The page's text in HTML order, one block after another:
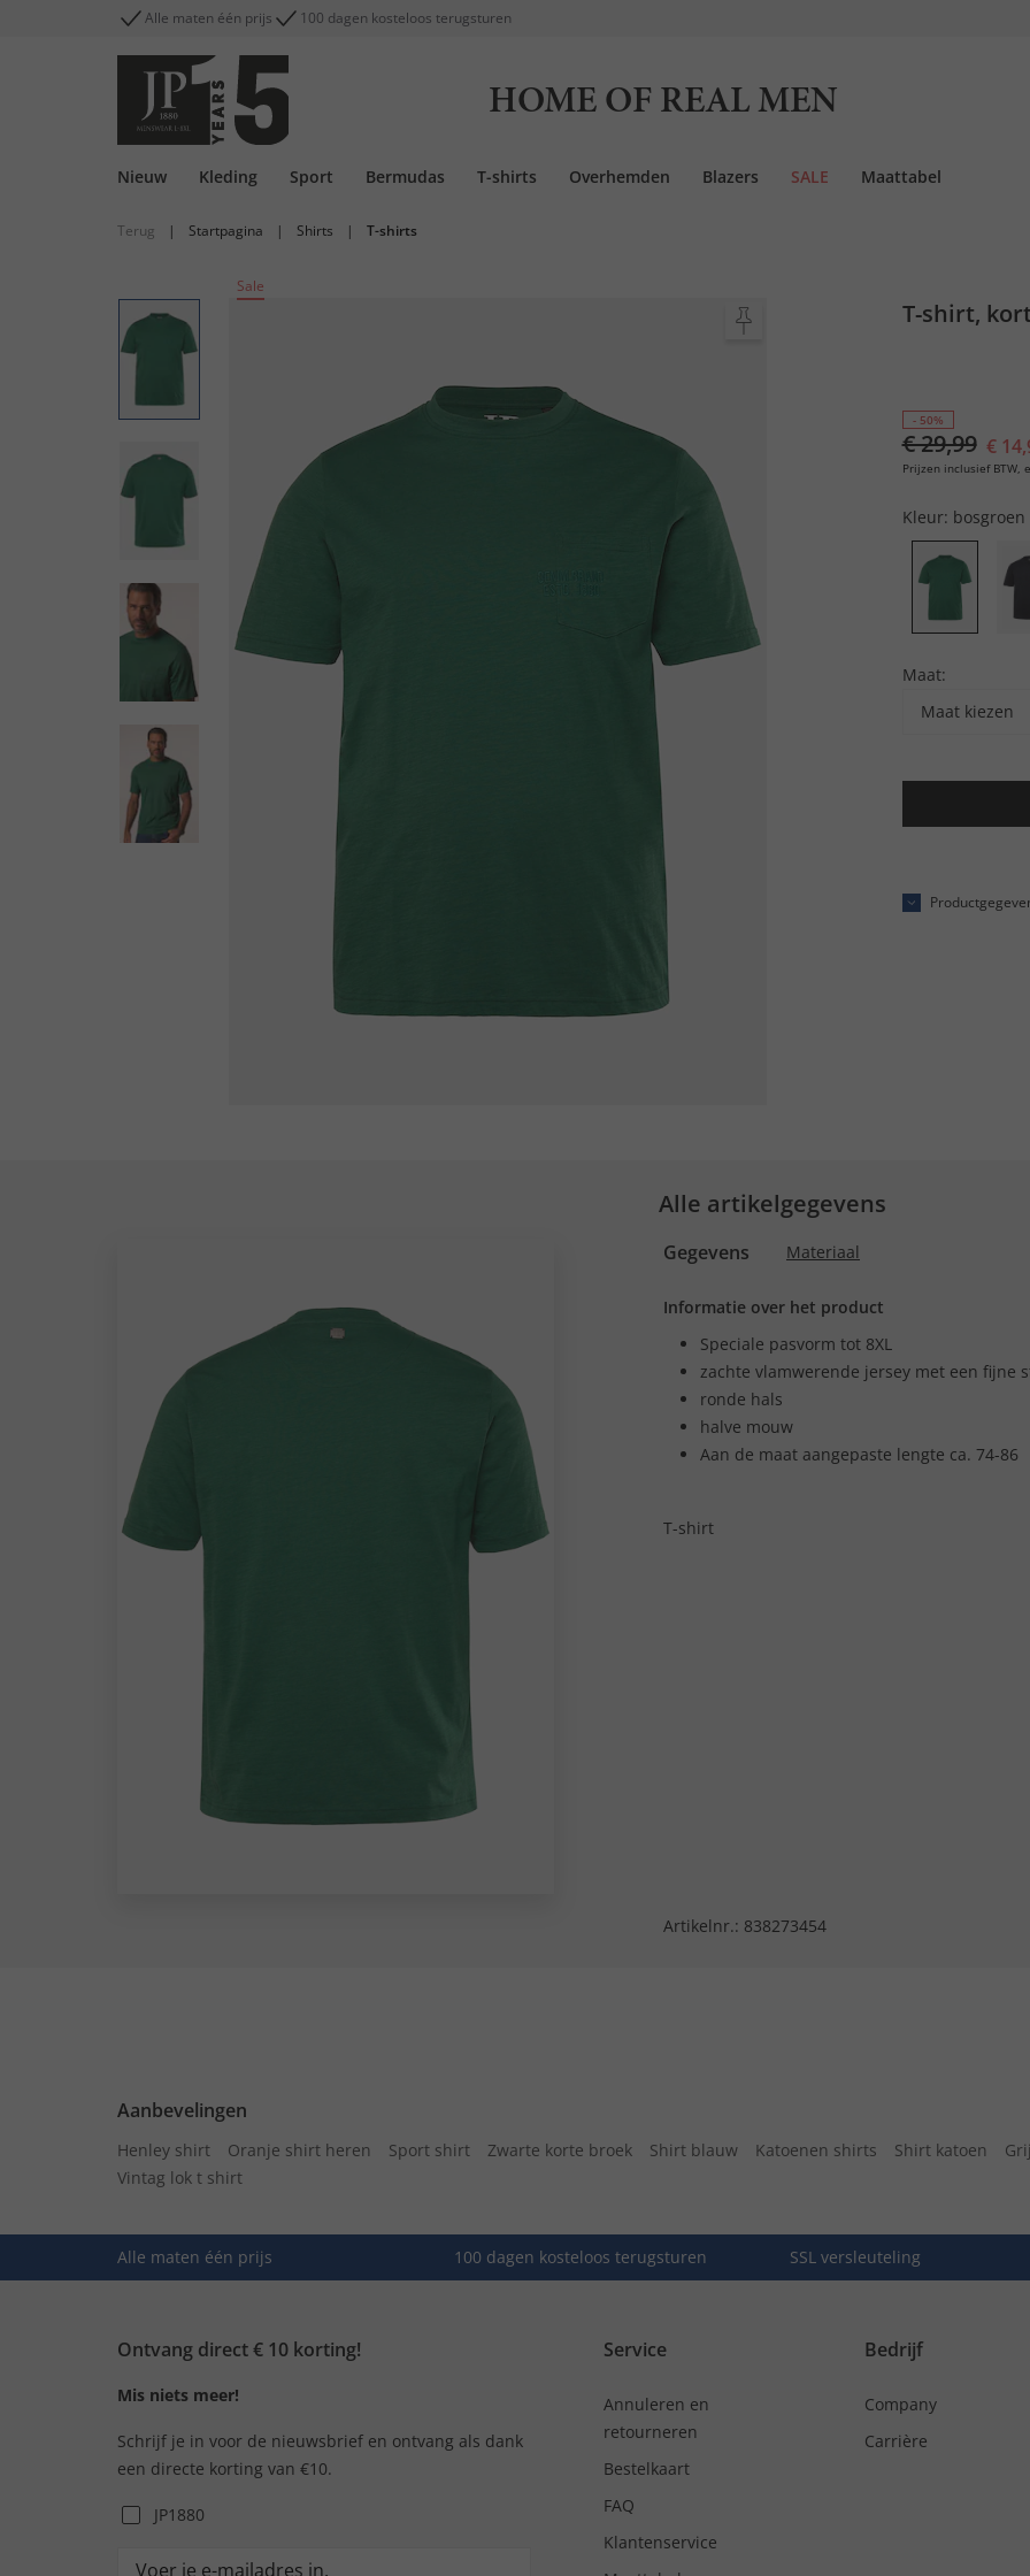
Alle maten één prijs 100 dagen kosteloos terugsturen
HOME OF REAL MEN
Nieuw Kleding Sport Bermudas T-shirts Overhemden Blazers SALE Maattabel
Terug | Startpagina | Shirts | T-shirts
Sale
T-shirt,
- 50%
€ 29,99 €
Prijzen inclusief BTW,
Kleur: bosgroen
Maat:
Maat kiezen
Alle artikelgegevens
Gegevens Materiaal
Informatie over het product
Speciale pasvorm tot 8XL
zachte vlamwerende jersey met een fijne
ronde hals
halve mouw
Aan de maat aangepaste lengte ca. 74-86
T-shirt
Artikelnr.: 838273454
Aanbevelingen
Henley shirt Oranje shirt heren Sport shirt Zwarte korte broek Shirt blauw Katoenen shirts Shirt katoen
Vintag lok t shirt
Alle maten één prijs 100 dagen kosteloos terugsturen SSL versleuteling
Ontvang direct € 10 korting!
Mis niets meer!
Schrijf je in voor de nieuwsbrief en ontvang als dank
een directe korting van €10.
JP1880
Service
Annuleren en
retourneren
Bestelkaart
FAQ
Klantenservice
Bedrijf
Company
Carrière